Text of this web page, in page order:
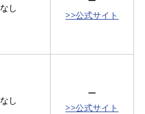
なし
>>公式サイト
なし
ー
>>公式サイト